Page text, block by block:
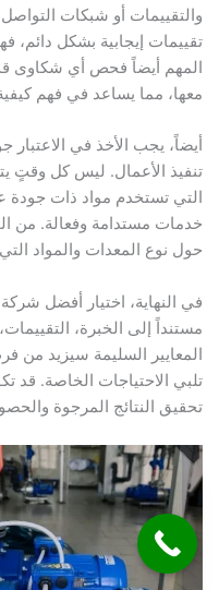
والتقييمات أو شبكات
تقييمات إيجابية بشكل
المهم أيضاً فحص أي شكاوى
معها، مما يساعد في فهم
أيضاً، يجب الأخذ في
تنفيذ الأعمال. ليس كل وقتٍ
التي تستخدم مواد ذات جودة
خدمات مستدامة وفعالة. من
حول نوع المعدات والمواد
في النهاية، اختيار أفضل
مستنداً إلى الخبرة،
المعايير السليمة سيزيد
تلبي الاحتياجات الخاصة.
تحقيق النتائج المرجوة